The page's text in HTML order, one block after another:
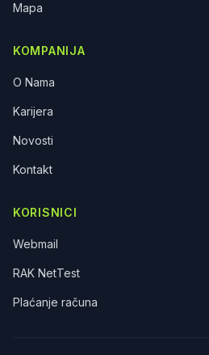
Mapa
KOMPANIJA
O Nama
Karijera
Novosti
Kontakt
KORISNICI
Webmail
RAK NetTest
Plaćanje računa